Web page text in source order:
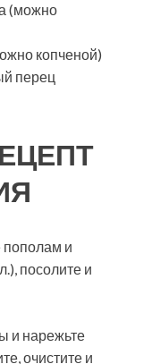
(можно
копченой)
перец
пополам и
посолите и
и нарежьте
очистите и